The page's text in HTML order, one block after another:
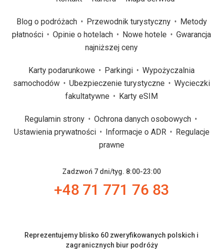
Blog o podróżach Przewodnik turystyczny
Metody
płatności
Opinie o hotelach Nowe hotele
Gwarancja
najniższej ceny
Karty podarunkowe Parkingi
Wypożyczalnia
samochodów
Ubezpieczenie turystyczne
Wycieczki
fakultatywne
Karty eSIM
Regulamin strony
Ochrona danych osobowych
Ustawienia prywatności
Informacje o ADR
Regulacje
prawne
Zadzwoń 7 dni/tyg. 8:00-23:00
+48 71 771 76 83
Reprezentujemy blisko 60 zweryfikowanych polskich i
zagranicznych biur podróży